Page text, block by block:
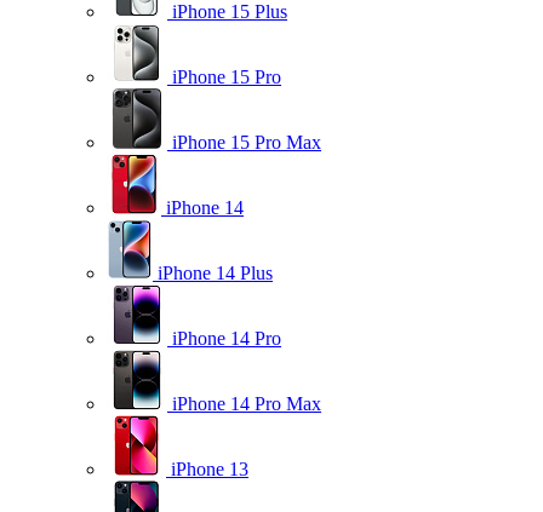
iPhone 15 Plus
iPhone 15 Pro
iPhone 15 Pro Max
iPhone 14
iPhone 14 Plus
iPhone 14 Pro
iPhone 14 Pro Max
iPhone 13